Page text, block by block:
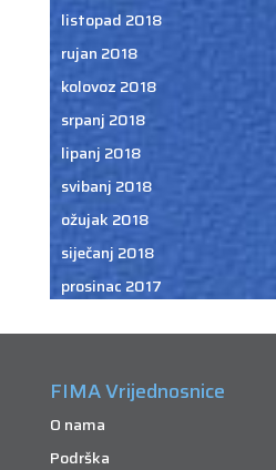
listopad 2018
rujan 2018
kolovoz 2018
srpanj 2018
lipanj 2018
svibanj 2018
ožujak 2018
siječanj 2018
prosinac 2017
FIMA Vrijednosnice
O nama
Podrška